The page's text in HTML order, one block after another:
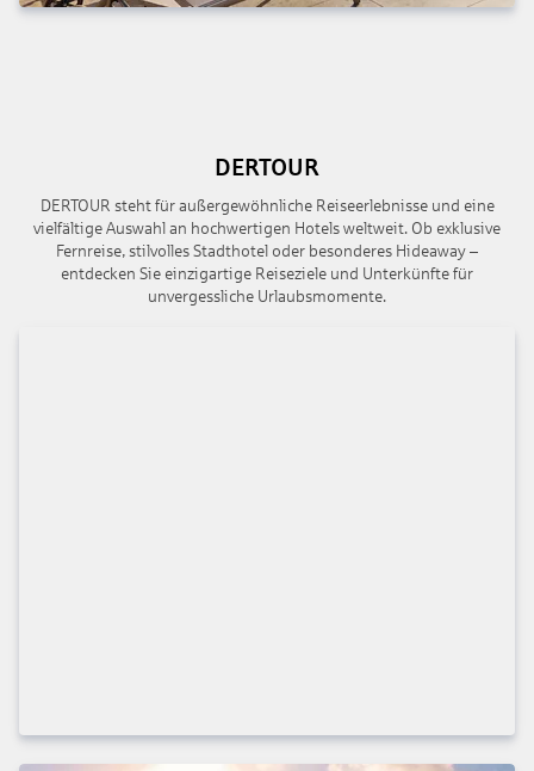
DERTOUR
DERTOUR steht für außergewöhnliche Reiseerlebnisse und eine
vielfältige Auswahl an hochwertigen Hotels weltweit. Ob exklusive
Fernreise, stilvolles Stadthotel oder besonderes Hideaway –
entdecken Sie einzigartige Reiseziele und Unterkünfte für
unvergessliche Urlaubsmomente.